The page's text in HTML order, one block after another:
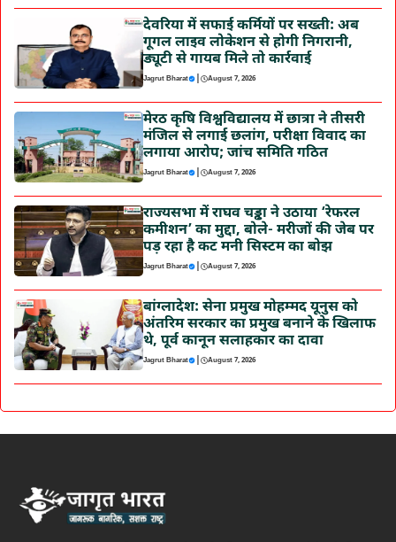
देवरिया में सफाई कर्मियों पर सख्ती: अब
गूगल लाइव लोकेशन से होगी निगरानी,
ड्यूटी से गायब मिले तो कार्रवाई
Jagrut Bharat | August 7, 2026
मेरठ कृषि विश्वविद्यालय में छात्रा ने तीसरी
मंजिल से लगाई छलांग, परीक्षा विवाद का
लगाया आरोप; जांच समिति गठित
Jagrut Bharat | August 7, 2026
राज्यसभा में राघव चड्ढा ने उठाया ‘रेफरल
कमीशन’ का मुद्दा, बोले- मरीजों की जेब पर
पड़ रहा है कट मनी सिस्टम का बोझ
Jagrut Bharat | August 7, 2026
बांग्लादेश: सेना प्रमुख मोहम्मद यूनुस को
अंतरिम सरकार का प्रमुख बनाने के खिलाफ
थे, पूर्व कानून सलाहकार का दावा
Jagrut Bharat | August 7, 2026